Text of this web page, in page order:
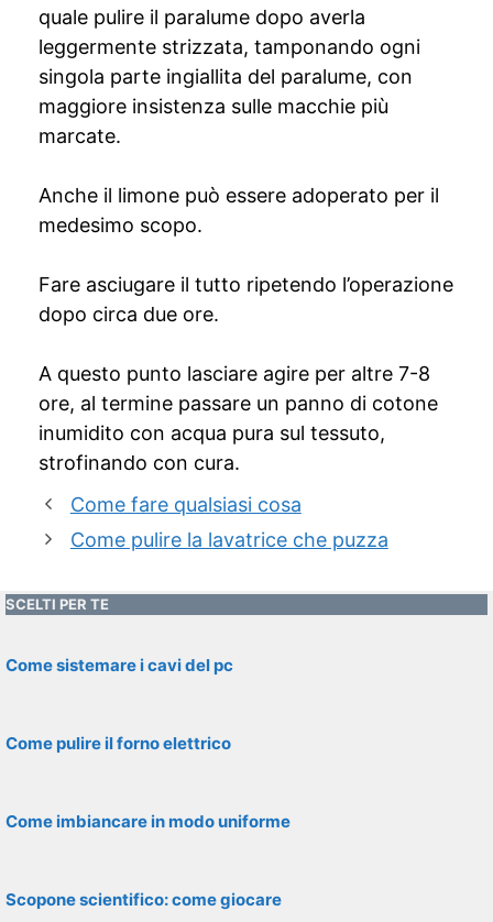
quale pulire il paralume dopo averla
leggermente strizzata, tamponando ogni
singola parte ingiallita del paralume, con
maggiore insistenza sulle macchie più
marcate.
Anche il limone può essere adoperato per il
medesimo scopo.
Fare asciugare il tutto ripetendo l’operazione
dopo circa due ore.
A questo punto lasciare agire per altre 7-8
ore, al termine passare un panno di cotone
inumidito con acqua pura sul tessuto,
strofinando con cura.
Come fare qualsiasi cosa
Come pulire la lavatrice che puzza
SCELTI PER TE
Come sistemare i cavi del pc
Come pulire il forno elettrico
Come imbiancare in modo uniforme
Scopone scientifico: come giocare